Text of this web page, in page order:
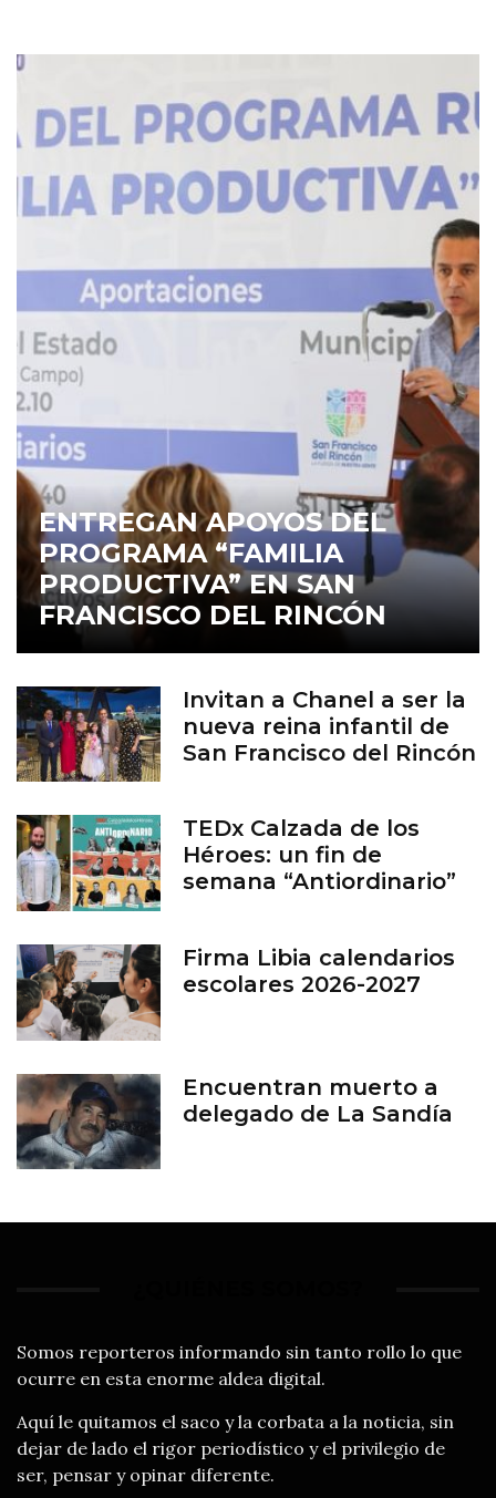
ENTREGAN APOYOS DEL
PROGRAMA “FAMILIA
PRODUCTIVA” EN SAN
FRANCISCO DEL RINCÓN
Invitan a Chanel a ser la
nueva reina infantil de
San Francisco del Rincón
TEDx Calzada de los
Héroes: un fin de
semana “Antiordinario”
Firma Libia calendarios
escolares 2026-2027
Encuentran muerto a
delegado de La Sandía
Somos reporteros informando sin tanto rollo lo que
ocurre en esta enorme aldea digital.
Aquí le quitamos el saco y la corbata a la noticia, sin
dejar de lado el rigor periodístico y el privilegio de
ser, pensar y opinar diferente.